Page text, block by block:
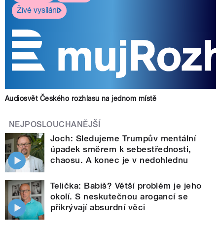
Živé vysílání
Audiosvět Českého rozhlasu na jednom místě
NEJPOSLOUCHANĚJŠÍ
Joch: Sledujeme Trumpův mentální
úpadek směrem k sebestřednosti,
chaosu. A konec je v nedohlednu
Telička: Babiš? Větší problém je jeho
okolí. S neskutečnou arogancí se
přikrývají absurdní věci